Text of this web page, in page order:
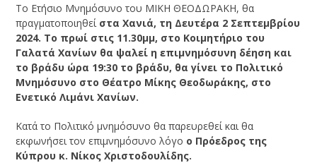
Το Ετήσιο Μνημόσυνο του ΜΙΚΗ ΘΕΟΔΩΡΑΚΗ, θα
πραγματοποιηθεί στα Χανιά, τη Δευτέρα 2 Σεπτεμβρίου
2024. Το πρωί στις 11.30μμ, στο Κοιμητήριο του
Γαλατά Χανίων θα ψαλεί η επιμνημόσυνη δέηση και
το βράδυ ώρα 19:30 το βράδυ, θα γίνει το Πολιτικό
Μνημόσυνο στο Θέατρο Μίκης Θεοδωράκης, στο
Ενετικό Λιμάνι Χανίων.
Κατά το Πολιτικό μνημόσυνο θα παρευρεθεί και θα
εκφωνήσει τον επιμνημόσυνο λόγο ο Πρόεδρος της
Κύπρου κ. Νίκος Χριστοδουλίδης.